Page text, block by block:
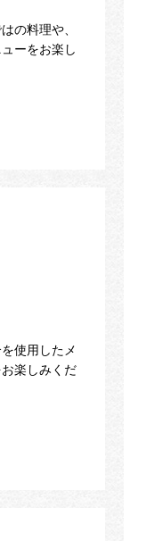
の料理や、
ーをお楽し
使用したメ
楽しみくだ